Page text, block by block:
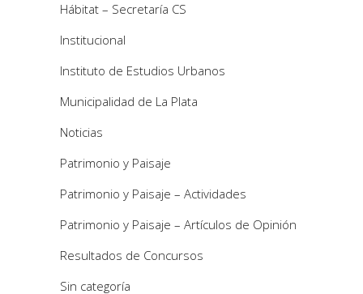
Hábitat – Secretaría CS
Institucional
Instituto de Estudios Urbanos
Municipalidad de La Plata
Noticias
Patrimonio y Paisaje
Patrimonio y Paisaje – Actividades
Patrimonio y Paisaje – Artículos de Opinión
Resultados de Concursos
Sin categoría